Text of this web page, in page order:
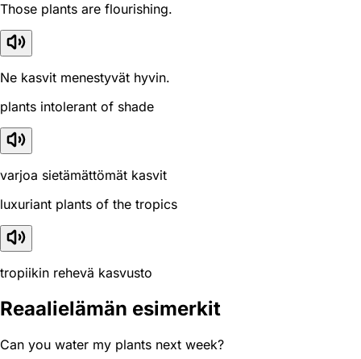
Those plants are flourishing.
Ne kasvit menestyvät hyvin.
plants intolerant of shade
varjoa sietämättömät kasvit
luxuriant plants of the tropics
tropiikin rehevä kasvusto
Reaali­elämän esimerkit
Can you water my plants next week?